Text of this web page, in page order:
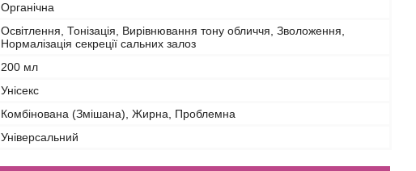
Органічна
Освітлення, Тонізація, Вирівнювання тону обличчя, Зволоження,
Нормалізація секреції сальних залоз
200 мл
Унісекс
Комбінована (Змішана), Жирна, Проблемна
Універсальний